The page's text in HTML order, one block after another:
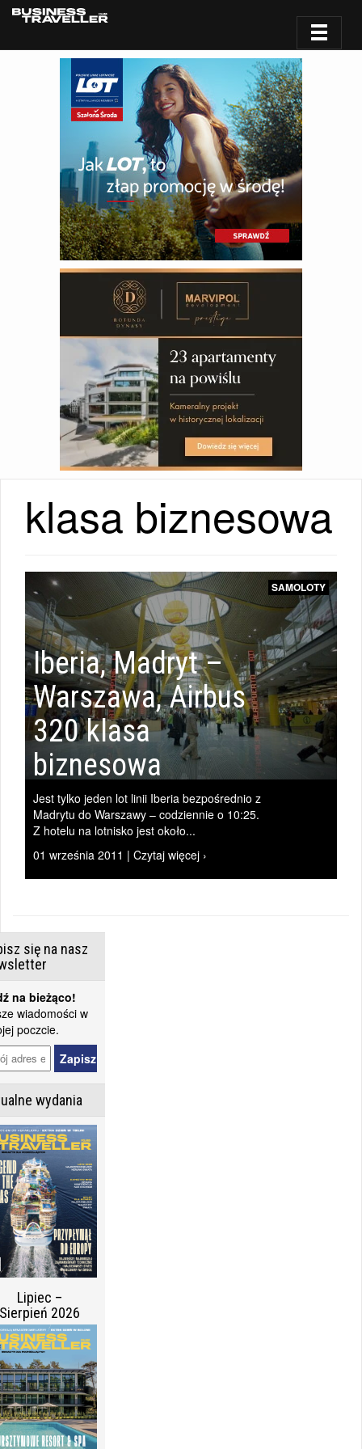
klasa biznesowa
SAMOLOTY
Iberia, Madryt –
Warszawa, Airbus
320 klasa
biznesowa
Jest tylko jeden lot linii Iberia bezpośrednio z
Madrytu do Warszawy – codziennie o 10:25.
Z hotelu na lotnisko jest około...
01 września 2011 | Czytaj więcej ›
się na nasz
na bieżąco!
wiadomości w
poczcie.
wydania
Lipiec –
2026